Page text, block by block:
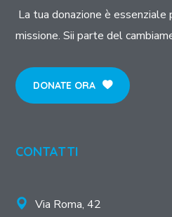
La tua donazione è essenziale
missione. Sii parte del
DONATE ORA
CONTATTI
Via Roma, 42